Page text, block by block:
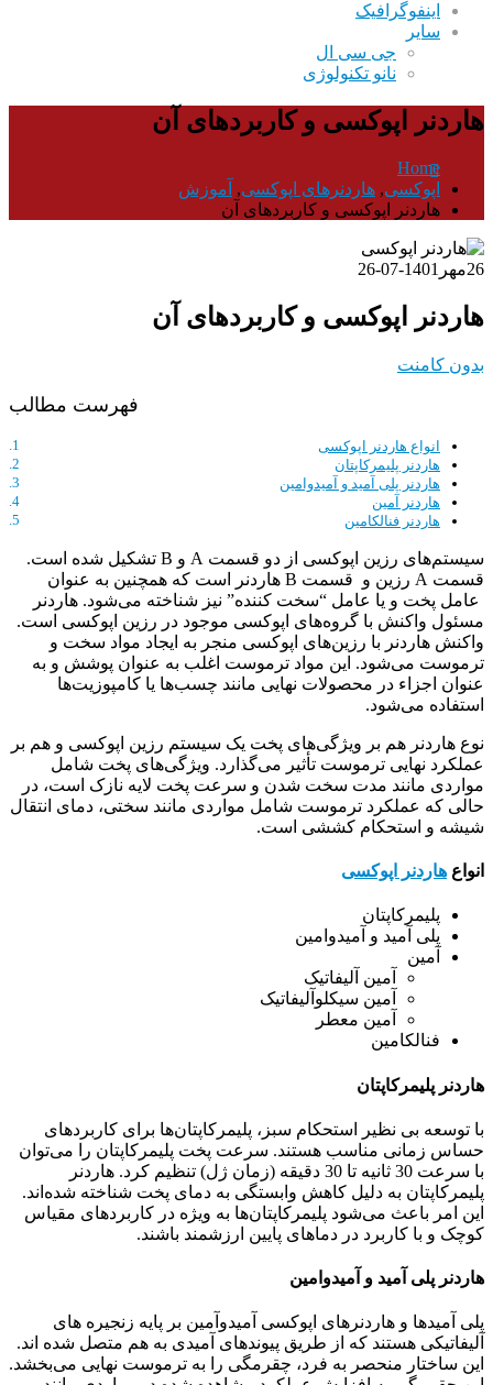
اینفوگرافیک
سایر
جی سی ال
نانو تکنولوژی
هاردنر اپوکسی و کاربردهای آن
Home
اپوکسی, هاردنرهای اپوکسی, آموزش
هاردنر اپوکسی و کاربردهای آن
26مهر 1401-07-26
هاردنر اپوکسی و کاربردهای آن
بدون کامنت
فهرست مطالب
انواع هاردنر اپوکسی
هاردنر پلیمرکاپتان
هاردنر پلی آمید و آمیدوامین
هاردنر آمین
هاردنر فنالکامین
سیستم‌های رزین اپوکسی از دو قسمت A و B تشکیل شده است.
قسمت A رزین و قسمت B هاردنر است که همچنین به عنوان
عامل پخت و یا عامل “سخت کننده” نیز شناخته می‌شود. هاردنر
مسئول واکنش با گروه‌های اپوکسی موجود در رزین اپوکسی است.
واکنش هاردنر با رزین‌های اپوکسی منجر به ایجاد مواد سخت و
ترموست می‌شود. این مواد ترموست اغلب به عنوان پوشش و به
عنوان اجزاء در محصولات نهایی مانند چسب‌ها یا کامپوزیت‌ها
استفاده می‌شود.
نوع هاردنر هم بر ویژگی‌های پخت یک سیستم رزین اپوکسی و هم بر
عملکرد نهایی ترموست تأثیر می‌گذارد. ویژگی‌های پخت شامل
مواردی مانند مدت سخت شدن و سرعت پخت لایه نازک است، در
حالی که عملکرد ترموست شامل مواردی مانند سختی، دمای انتقال
شیشه و استحکام کششی است.
انواع هاردنر اپوکسی
پلیمرکاپتان
پلی آمید و آمیدوامین
آمین
آمین آلیفاتیک
آمین سیکلوآلیفاتیک
آمین معطر
فنالکامین
هاردنر پلیمرکاپتان
با توسعه بی نظیر استحکام سبز، پلیمرکاپتان‌ها برای کاربردهای
حساس زمانی مناسب هستند. سرعت پخت پلیمرکاپتان را می‌توان
با سرعت 30 ثانیه تا 30 دقیقه (زمان ژل) تنظیم کرد. هاردنر
پلیمرکاپتان به دلیل کاهش وابستگی به دمای پخت شناخته شده‌اند.
این امر باعث می‌شود پلیمرکاپتان‌ها به ویژه در کاربردهای مقیاس
کوچک و با کاربرد در دماهای پایین ارزشمند باشند.
هاردنر پلی آمید و آمیدوامین
پلی آمیدها و هاردنرهای اپوکسی آمیدوآمین بر پایه زنجیره های
آلیفاتیکی هستند که از طریق پیوندهای آمیدی به هم متصل شده اند.
این ساختار منحصر به فرد، چقرمگی را به ترموست نهایی می‌بخشد.